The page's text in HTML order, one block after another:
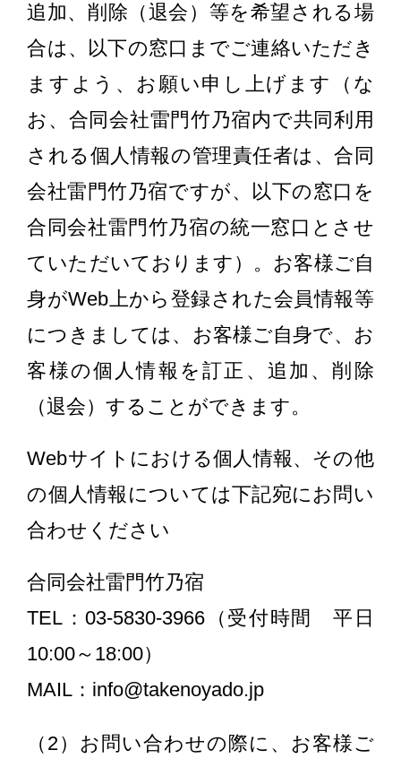
追加、削除（退会）等を希望される場
合は、以下の窓口までご連絡いただき
ますよう、お願い申し上げます（な
お、合同会社雷門竹乃宿内で共同利用
される個人情報の管理責任者は、合同
会社雷門竹乃宿ですが、以下の窓口を
合同会社雷門竹乃宿の統一窓口とさせ
ていただいております）。お客様ご自
身がWeb上から登録された会員情報等
につきましては、お客様ご自身で、お
客様の個人情報を訂正、追加、削除
（退会）することができます。
Webサイトにおける個人情報、その他
の個人情報については下記宛にお問い
合わせください
合同会社雷門竹乃宿
TEL：03-5830-3966（受付時間 平日
10:00～18:00）
MAIL：info@takenoyado.jp
（2）お問い合わせの際に、お客様ご